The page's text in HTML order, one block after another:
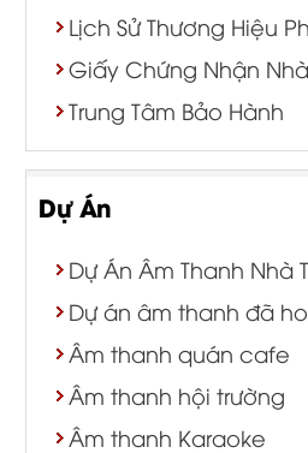
Lịch Sử Thương Hiệu
Giấy Chứng Nhận
Trung Tâm Bảo Hành
Dự Án
Dự Án Âm Thanh
Dự án âm thanh đã
Âm thanh quán cafe
Âm thanh hội trường
Âm thanh Karaoke